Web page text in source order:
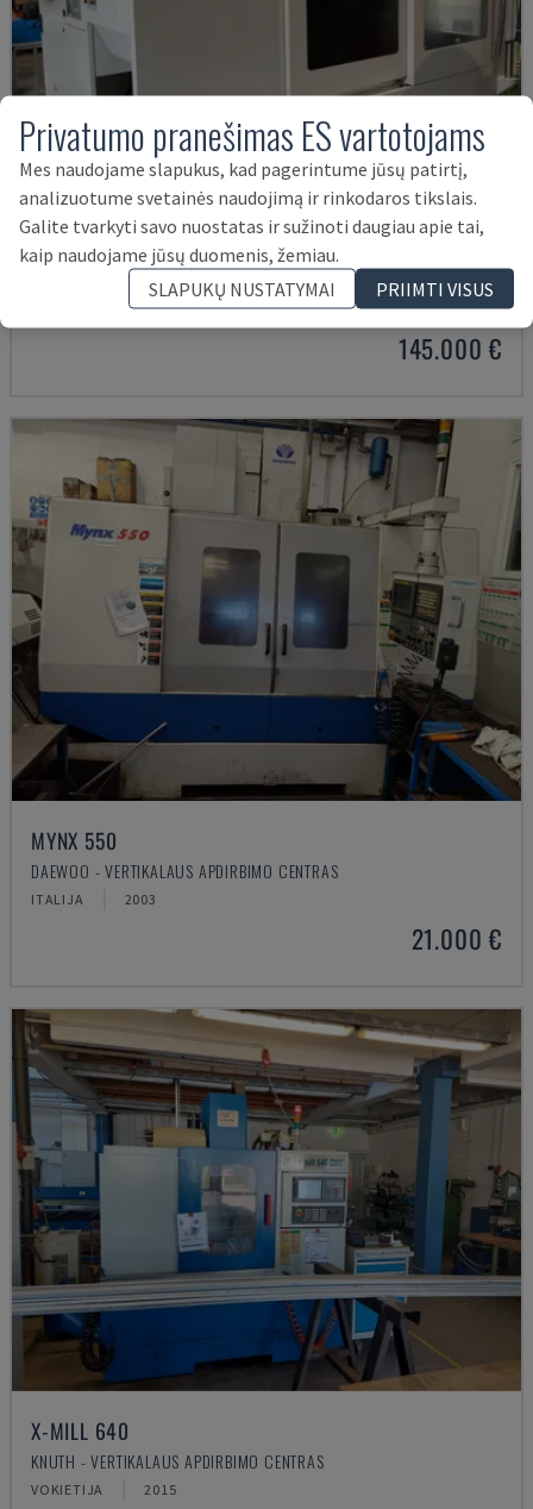
U5-1530
SPINNER - VERTIKALAUS APDIRBIMO CENTRAS
2021 6.000 VAL.
145.000 €
MYNX 550
DAEWOO - VERTIKALAUS APDIRBIMO CENTRAS
ITALIJA 2003
21.000 €
X-MILL 640
KNUTH - VERTIKALAUS APDIRBIMO CENTRAS
VOKIETIJA 2015
Privatumo pranešimas ES vartotojams
Mes naudojame slapukus, kad pagerintume jūsų patirtį,
analizuotume svetainės naudojimą ir rinkodaros tikslais.
Galite tvarkyti savo nuostatas ir sužinoti daugiau apie tai,
kaip naudojame jūsų duomenis, žemiau.
SLAPUKŲ NUSTATYMAI
PRIIMTI VISUS